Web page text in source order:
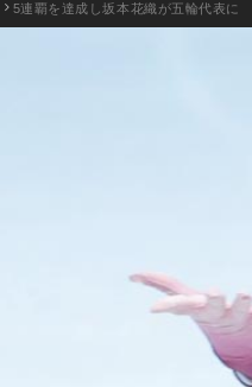
5連覇を達成し坂本花織が五輪代表に